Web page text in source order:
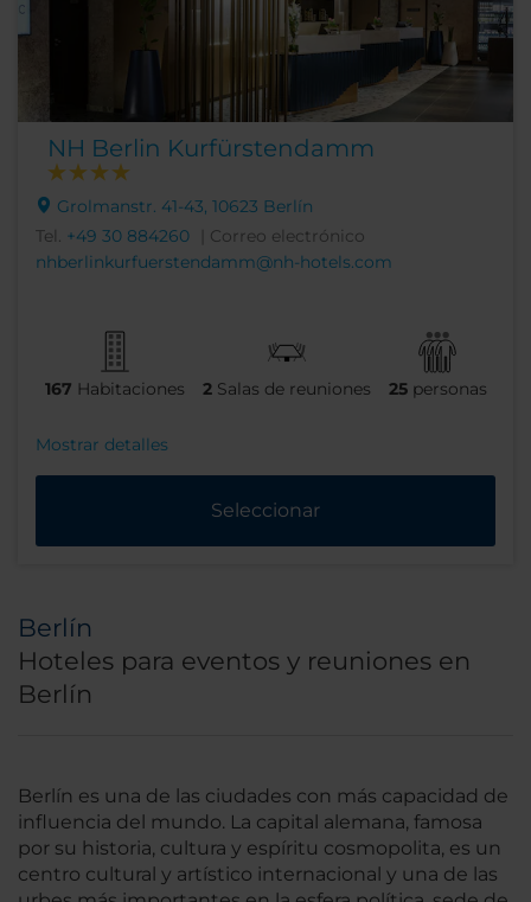
NH Berlin Kurfürstendamm
Grolmanstr. 41-43, 10623 Berlín
Tel. +49 30 884260
| Correo electrónico
nhberlinkurfuerstendamm@nh-hotels.com
167 Habitaciones 2 Salas de reuniones 25 personas
Mostrar detalles
Seleccionar
Berlín
Hoteles para eventos y reuniones en
Berlín
Berlín es una de las ciudades con más capacidad de
influencia del mundo. La capital alemana, famosa
por su historia, cultura y espíritu cosmopolita, es un
centro cultural y artístico internacional y una de las